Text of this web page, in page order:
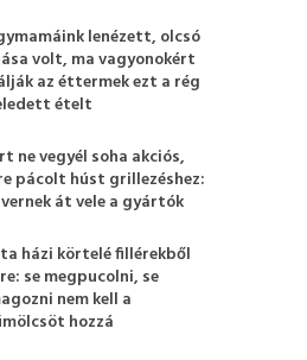
lenézett, olcsó
volt, ma vagyonokért
az éttermek ezt a rég
ételt
ne vegyél soha akciós,
pácolt húst grillezéshez:
át vele a gyártók
házi körtelé fillérekből
se megpucolni, se
nem kell a
hozzá